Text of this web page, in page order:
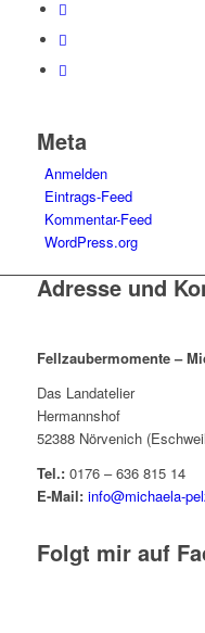
Meta
Anmelden
Eintrags-Feed
Kommentar-Feed
WordPress.org
Adresse und
Fellzaubermomente –
Das Landatelier
Hermannshof
52388 Nörvenich
Tel.:0176 – 636 815 14
E-Mail: info@michaela-
Folgt mir auf